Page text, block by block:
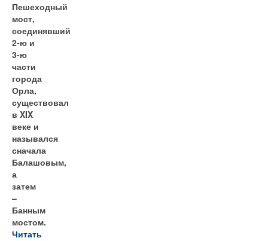
Пешеходный
мост,
соединявший
2-ю и
3-ю
части
города
Орла,
существовал
в XIX
веке и
назывался
сначала
Балашовым,
а
затем
–
Банным
мостом.
Читать